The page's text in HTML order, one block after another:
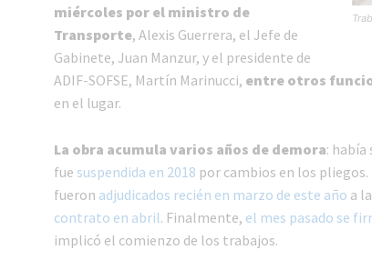
miércoles por el ministro de
Transporte, Alexis Guerrera, el Jefe de
Gabinete, Juan Manzur, y el presidente de
ADIF-SOFSE, Martín Marinucci, entre otros
en el lugar.
La obra acumula varios años de demora: había
fue suspendida en 2018 por cambios en los pliegos.
fueron adjudicados recién en marzo de este año a
contrato en abril. Finalmente, el mes pasado se
implicó el comienzo de los trabajos.